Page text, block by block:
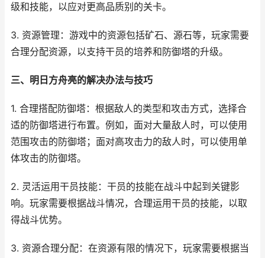
级和技能，以应对更高品质别的关卡。
3. 资源管理：游戏中的资源包括矿石、源石等，玩家需要
合理分配资源，以支持干员的培养和防御塔的升级。
三、明日方舟亮的解决办法与技巧
1. 合理搭配防御塔：根据敌人的类型和攻击方式，选择合
适的防御塔进行布置。例如，面对大量敌人时，可以使用
范围攻击的防御塔；面对高攻击力的敌人时，可以使用单
体攻击的防御塔。
2. 灵活运用干员技能：干员的技能在战斗中起到关键影
响。玩家需要根据战斗情况，合理运用干员的技能，以取
得战斗优势。
3. 资源合理分配：在资源有限的情况下，玩家需要根据当